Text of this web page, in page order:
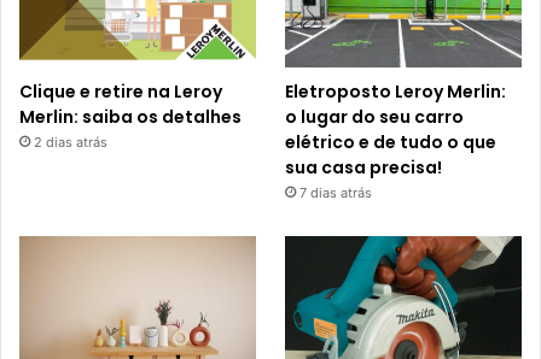
Clique e retire na Leroy
Merlin: saiba os detalhes
2 dias atrás
Eletroposto Leroy Merlin:
o lugar do seu carro
elétrico e de tudo o que
sua casa precisa!
7 dias atrás